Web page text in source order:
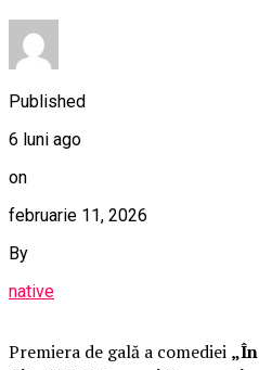
Published
6 luni ago
on
februarie 11, 2026
By
native
Premiera de gală a comediei